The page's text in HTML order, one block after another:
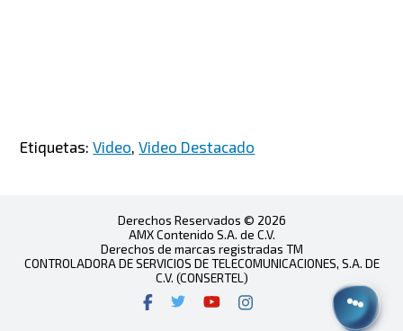
Etiquetas:Video,Video Destacado
Derechos Reservados © 2026
AMX Contenido S.A. de C.V.
Derechos de marcas registradas TM
CONTROLADORA DE SERVICIOS DE TELECOMUNICACIONES, S.A. DE
C.V. (CONSERTEL)